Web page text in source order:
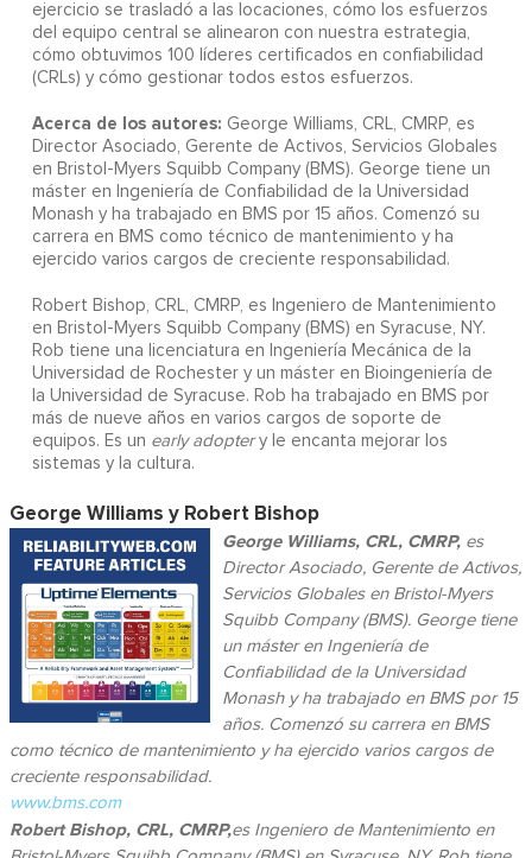
ejercicio se trasladó a las locaciones, cómo los esfuerzos
del equipo central se alinearon con nuestra estrategia,
cómo obtuvimos 100 líderes certificados en confiabilidad
(CRLs) y cómo gestionar todos estos esfuerzos.
Acerca de los autores: George Williams, CRL, CMRP, es
Director Asociado, Gerente de Activos, Servicios Globales
en Bristol-Myers Squibb Company (BMS). George tiene un
máster en Ingeniería de Confiabilidad de la Universidad
Monash y ha trabajado en BMS por 15 años. Comenzó su
carrera en BMS como técnico de mantenimiento y ha
ejercido varios cargos de creciente responsabilidad.
Robert Bishop, CRL, CMRP, es Ingeniero de Mantenimiento
en Bristol-Myers Squibb Company (BMS) en Syracuse, NY.
Rob tiene una licenciatura en Ingeniería Mecánica de la
Universidad de Rochester y un máster en Bioingeniería de
la Universidad de Syracuse. Rob ha trabajado en BMS por
más de nueve años en varios cargos de soporte de
equipos. Es un early adoptery le encanta mejorar los
sistemas y la cultura.
George Williams y Robert Bishop
George Williams, CRL, CMRP,es
Director Asociado, Gerente de Activos,
Servicios Globales en Bristol-Myers
Squibb Company (BMS). George tiene
un máster en Ingeniería de
Confiabilidad de la Universidad
Monash y ha trabajado en BMS por 15
años. Comenzó su carrera en BMS
como técnico de mantenimiento y ha ejercido varios cargos de
creciente responsabilidad.
www.bms.com
Robert Bishop, CRL, CMRP,es Ingeniero de Mantenimiento en